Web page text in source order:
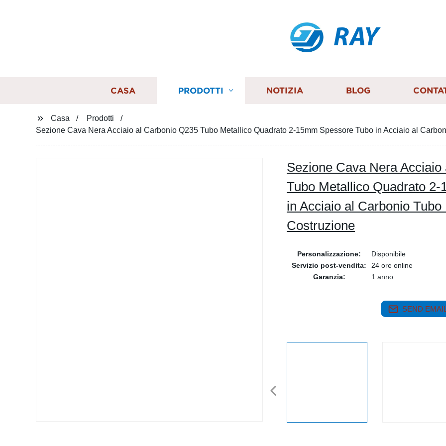
RAY
CASA PRODOTTI NOTIZIA BLOG
Casa
Prodotti
Sezione Cava Nera Acciaio al Carbonio Q235 Tubo Metallico Quadrato 2-15mm Spessore Tubo in Acciaio al
Sezione Cava Nera
Tubo Metallico Quadrato
in Acciaio al Carbonio
Costruzione
Personalizzazione:
Disponibile
Servizio post-vendita:
24 ore online
Garanzia:
1 anno
SEND